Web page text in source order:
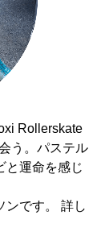
Rollerskate
う。パステル
と運命を感じ
ンです。 詳し